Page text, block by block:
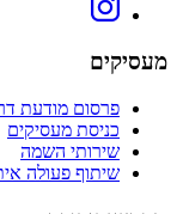
מעסיקים
פרסום מודעת
כניסת מעסיקים
שירותי השמה
שיתוף פעולה